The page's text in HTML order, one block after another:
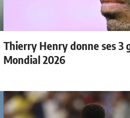
Thierry Henry donne ses 3
Mondial 2026